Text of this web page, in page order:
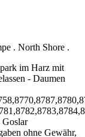
. North Shore .
im Harz mit
- Daumen
Goslar
ohne Gewähr,